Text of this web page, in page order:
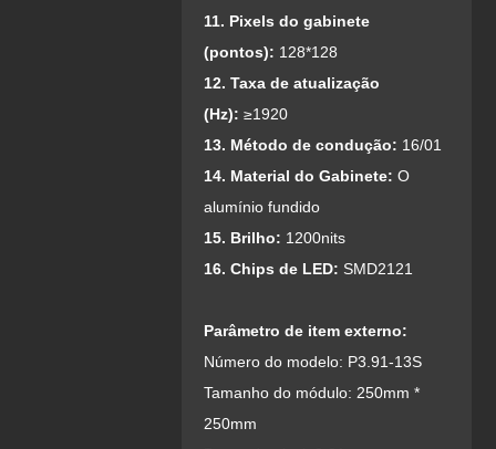
11. Pixels do gabinete
(pontos): 128*128
12. Taxa de atualização
(Hz): ≥1920
13. Método de condução: 16/01
14. Material do Gabinete: O
alumínio fundido
15. Brilho: 1200nits
16. Chips de LED: SMD2121
Parâmetro de item externo:
Número do modelo: P3.91-13S
Tamanho do módulo: 250mm *
250mm